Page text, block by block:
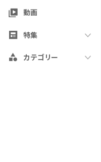
動画
特集
カテゴリー